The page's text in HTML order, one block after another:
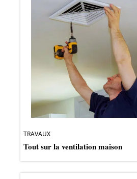
TRAVAUX
Tout sur la ventilation maison